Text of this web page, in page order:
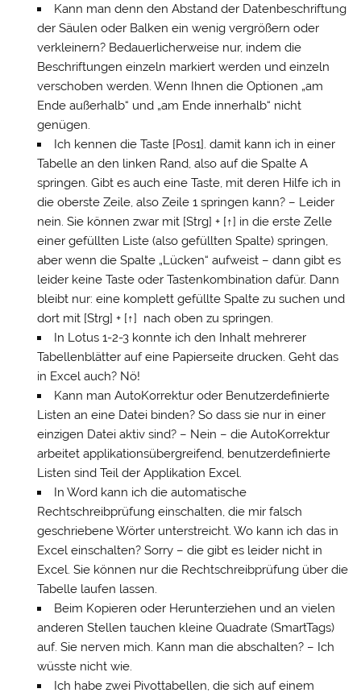
Kann man denn den Abstand der Datenbeschriftung
der Säulen oder Balken ein wenig vergrößern oder
verkleinern? Bedauerlicherweise nur, indem die
Beschriftungen einzeln markiert werden und einzeln
verschoben werden. Wenn Ihnen die Optionen „am
Ende außerhalb“ und „am Ende innerhalb“ nicht
genügen.
Ich kennen die Taste [Pos1]. damit kann ich in einer
Tabelle an den linken Rand, also auf die Spalte A
springen. Gibt es auch eine Taste, mit deren Hilfe ich in
die oberste Zeile, also Zeile 1 springen kann? – Leider
nein. Sie können zwar mit [Strg] + [↑] in die erste Zelle
einer gefüllten Liste (also gefüllten Spalte) springen,
aber wenn die Spalte „Lücken“ aufweist – dann gibt es
leider keine Taste oder Tastenkombination dafür. Dann
bleibt nur: eine komplett gefüllte Spalte zu suchen und
dort mit [Strg] + [↑] nach oben zu springen.
In Lotus 1-2-3 konnte ich den Inhalt mehrerer
Tabellenblätter auf eine Papierseite drucken. Geht das
in Excel auch? Nö!
Kann man AutoKorrektur oder Benutzerdefinierte
Listen an eine Datei binden? So dass sie nur in einer
einzigen Datei aktiv sind? – Nein – die AutoKorrektur
arbeitet applikationsübergreifend, benutzerdefinierte
Listen sind Teil der Applikation Excel.
In Word kann ich die automatische
Rechtschreibprüfung einschalten, die mir falsch
geschriebene Wörter unterstreicht. Wo kann ich das in
Excel einschalten? Sorry – die gibt es leider nicht in
Excel. Sie können nur die Rechtschreibprüfung über die
Tabelle laufen lassen.
Beim Kopieren oder Herunterziehen und an vielen
anderen Stellen tauchen kleine Quadrate (SmartTags)
auf. Sie nerven mich. Kann man die abschalten? – Ich
wüsste nicht wie.
Ich habe zwei Pivottabellen, die sich auf einem